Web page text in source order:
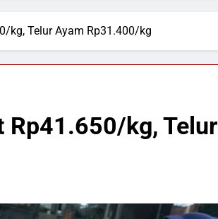
kg, Telur Ayam Rp31.400/kg
Rp41.650/kg, Telur